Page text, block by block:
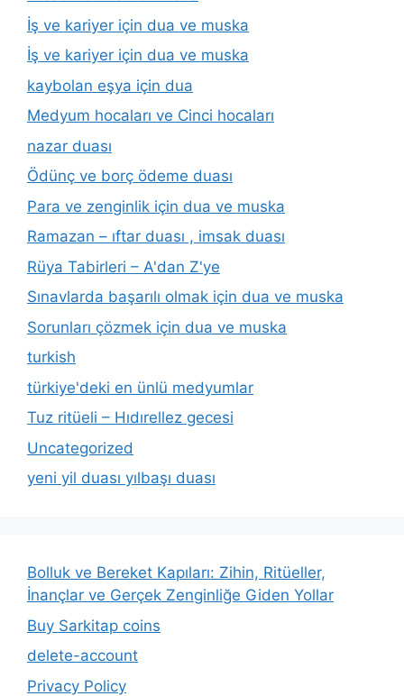
İş ve kariyer için dua ve muska
İş ve kariyer için dua ve muska
kaybolan eşya için dua
Medyum hocaları ve Cinci hocaları
nazar duası
Ödünç ve borç ödeme duası
Para ve zenginlik için dua ve muska
Ramazan – ıftar duası , imsak duası
Rüya Tabirleri – A'dan Z'ye
Sınavlarda başarılı olmak için dua ve muska
Sorunları çözmek için dua ve muska
turkish
türkiye'deki en ünlü medyumlar
Tuz ritüeli – Hıdırellez gecesi
Uncategorized
yeni yil duası yılbaşı duası
Bolluk ve Bereket Kapıları: Zihin, Ritüeller,
İnançlar ve Gerçek Zenginliğe Giden Yollar
Buy Sarkitap coins
delete-account
Privacy Policy